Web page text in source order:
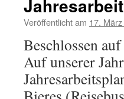
Veröffentlicht am 17.
Beschlossen
Auf unserer